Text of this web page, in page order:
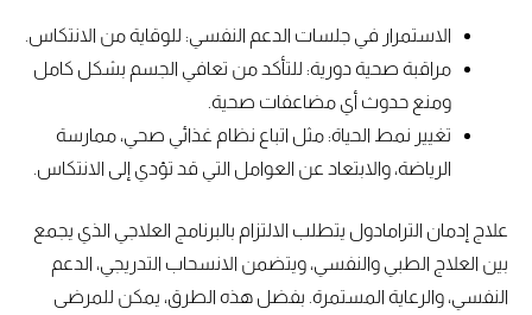
الاستمرار في جلسات الدعم النفسي: للوقاية من الانتكاس.
مراقبة صحية دورية: للتأكد من تعافي الجسم بشكل كامل
ومنع حدوث أي مضاعفات صحية.
تغيير نمط الحياة: مثل اتباع نظام غذائي صحي، ممارسة
الرياضة، والابتعاد عن العوامل التي قد تؤدي إلى الانتكاس.
علاج إدمان الترامادول يتطلب الالتزام بالبرنامج العلاجي الذي يجمع
بين العلاج الطبي والنفسي، ويتضمن الانسحاب التدريجي، الدعم
النفسي، والرعاية المستمرة. بفضل هذه الطرق، يمكن للمرضى